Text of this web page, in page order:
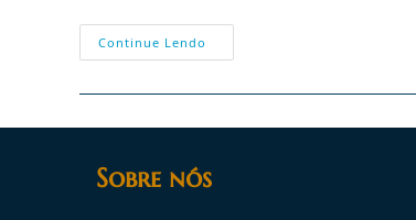
Continue Lendo
Sanofi
Usará
Éticas
Animal
Sobre nós